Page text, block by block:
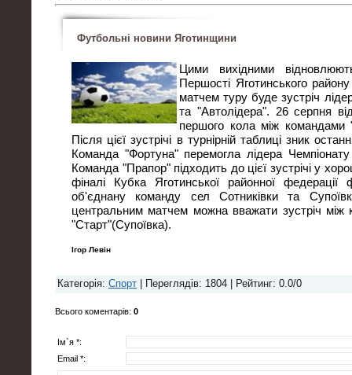
Футбольні новини Яготинщини
Цими вихідними
Першості Яготинського
матчем туру буде зустріч
та "Автолідера". 26 серпня
першого кола між командами
Після цієї зустрічі в турнірній таблиці зник
Команда "Фортуна" перемогла лідера
Команда "Прапор" підходить до цієї зустрічі у
фіналі Кубка Яготинської районної
об'єднану команду сел Сотниківки та
центральним матчем можна вважати зустріч між
"Старт"(Супоївка).
Ігор Левін
Категорія: Спорт Переглядів: 1804 | Рейтинг: 0.0/0
Всього коментарів: 0
Ім`я *:
Email *: